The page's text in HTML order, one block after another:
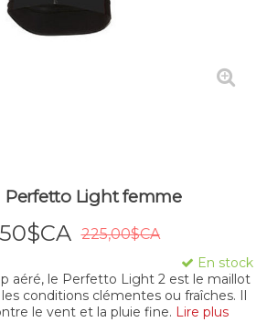
Perfetto Light femme
225,00$CA
En stock
aéré, le Perfetto Light 2 est le maillot
conditions clémentes ou fraîches. Il
le vent et la pluie fine. Lire plus